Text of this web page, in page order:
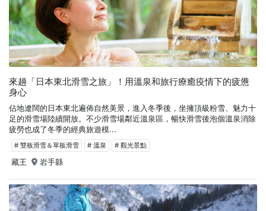
來趟「日本東北滑雪之旅」！用溫泉和旅行療癒疫情下的疲憊
身心
佔地遼闊的日本東北遍佈自然美景，進入冬季後，坐擁頂級粉雪、魅力十
足的滑雪場陸續開放。不少滑雪場鄰近溫泉區，暢快滑雪後泡個溫泉消除
疲勞也成了冬季的經典旅遊模...
# 雙板滑雪＆單板滑雪 # 溫泉 # 觀光景點
藏王 岩手縣